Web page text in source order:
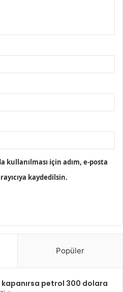
kullanılması için adım, e-posta
kaydedilsin.
Popüler
kapanırsa petrol 300 dolara